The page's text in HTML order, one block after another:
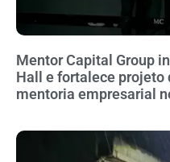
Mentor Capital Group
Hall e fortalece
mentoria empresarial